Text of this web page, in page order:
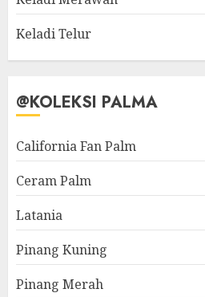
Keladi Telur
@KOLEKSI PALMA
California Fan Palm
Ceram Palm
Latania
Pinang Kuning
Pinang Merah